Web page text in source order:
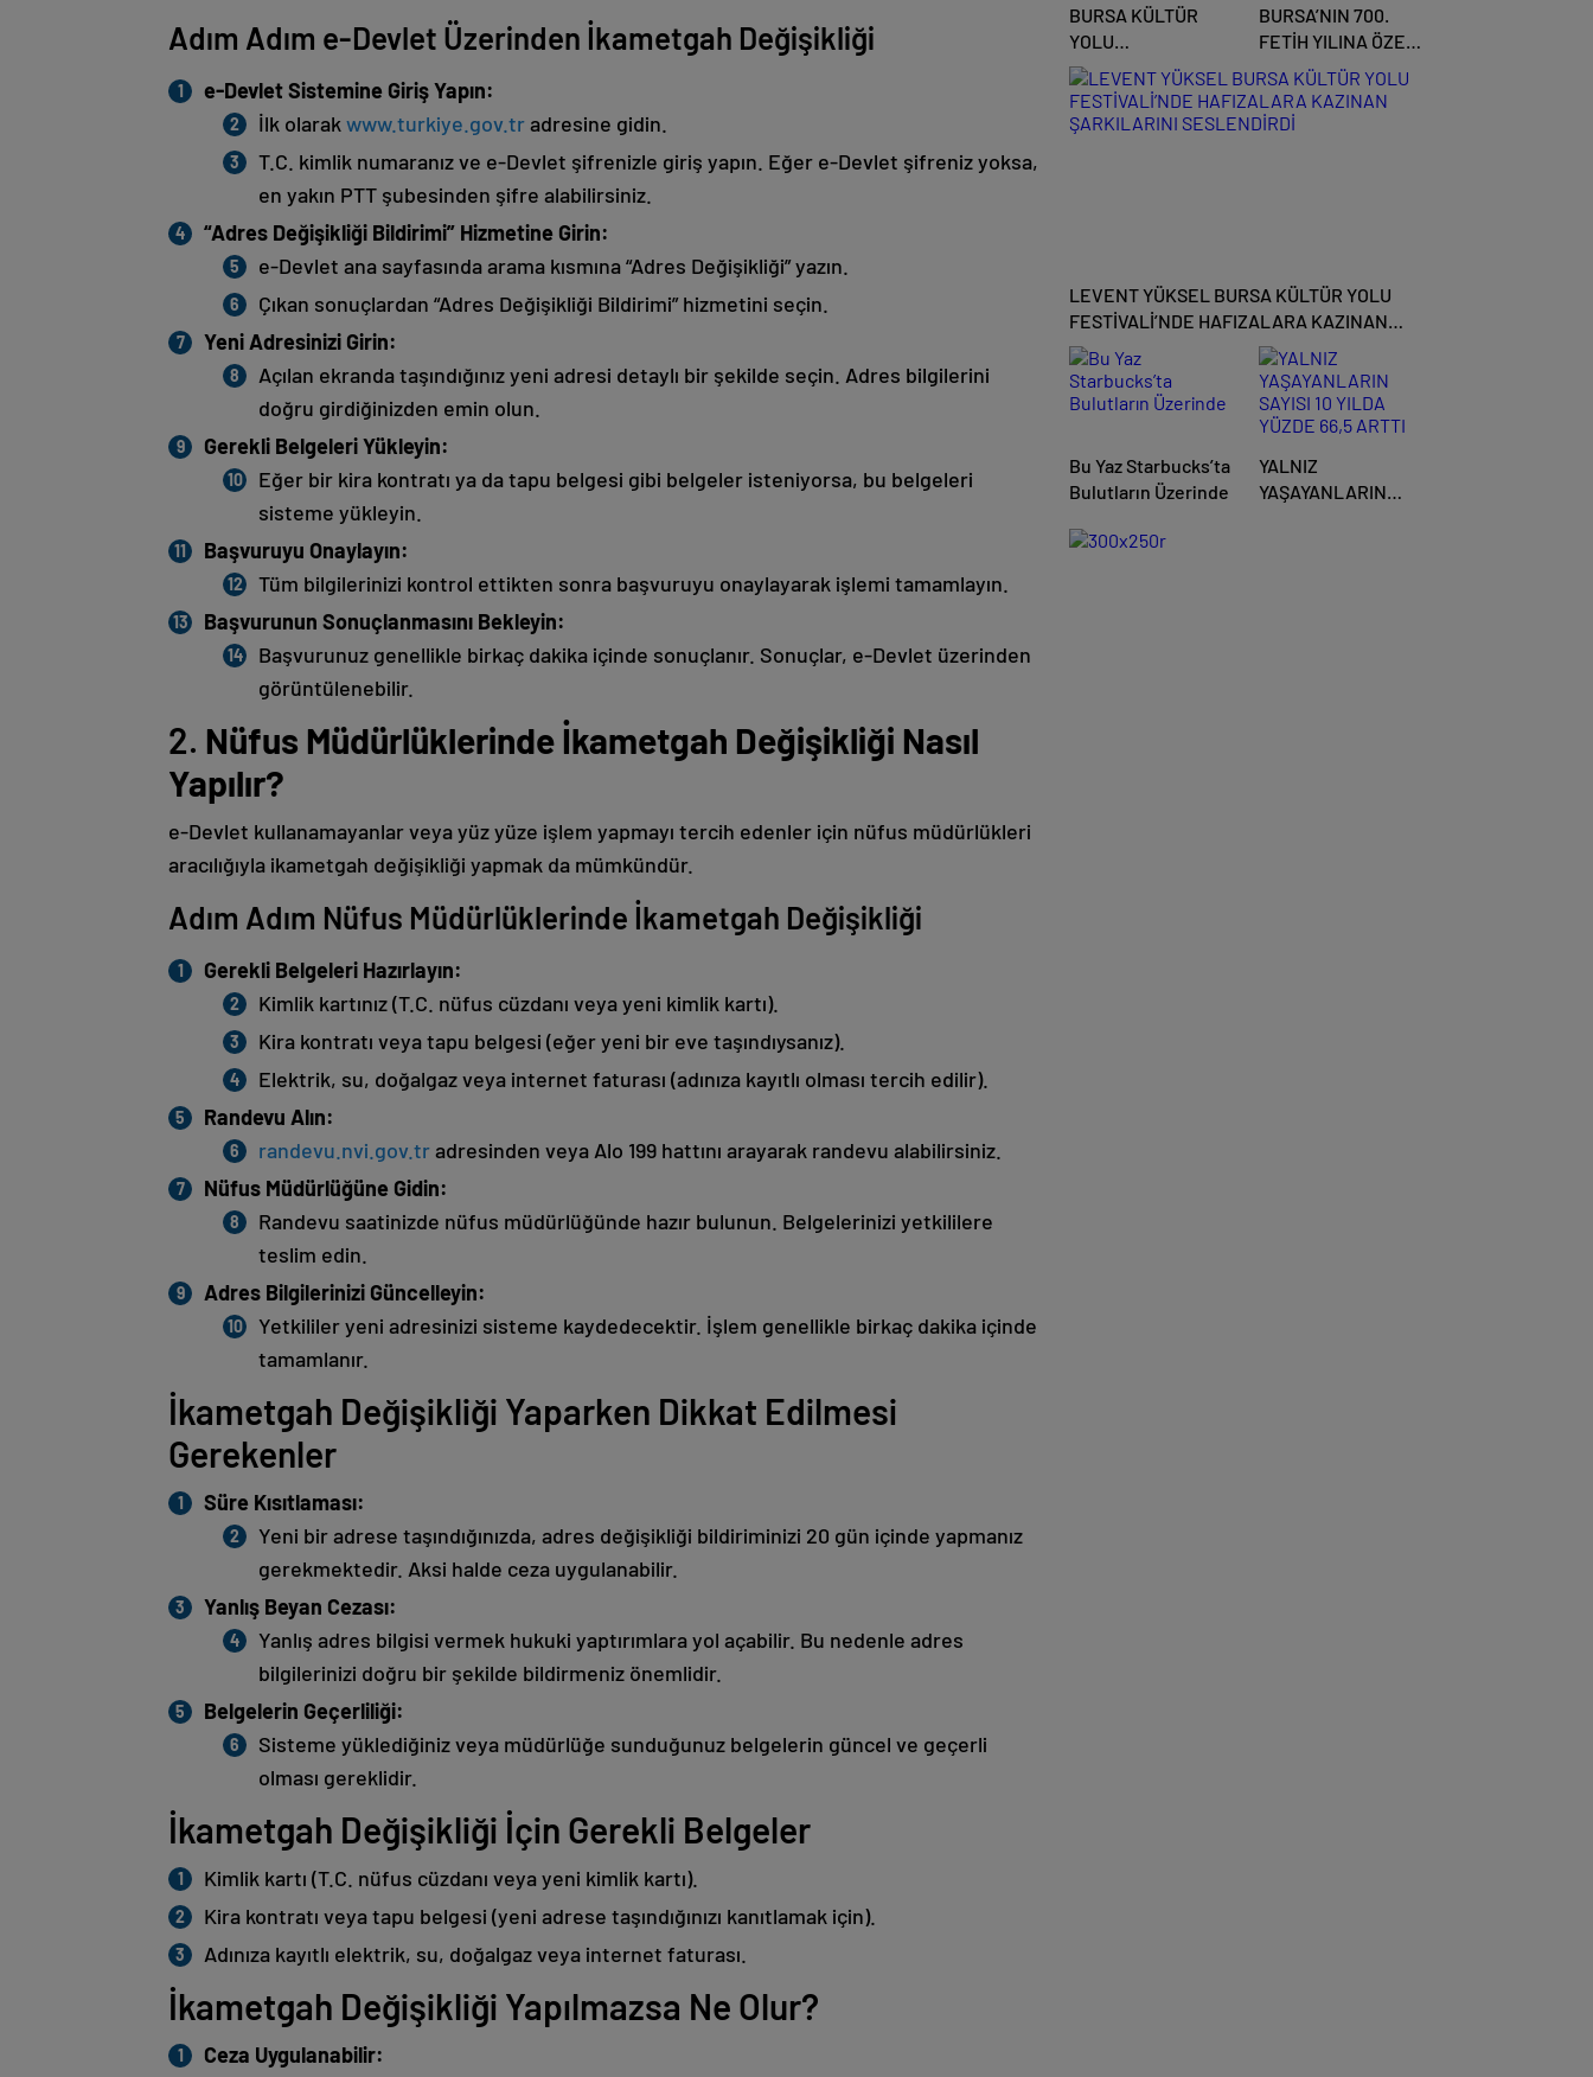
Adım Adım e-Devlet Üzerinden İkametgah Değişikliği
e-Devlet Sistemine Giriş Yapın:
İlk olarak www.turkiye.gov.tradresine gidin.
T.C. kimlik numaranız ve e-Devlet şifrenizle giriş yapın. Eğer e-Devlet şifreniz yoksa,
en yakın PTT şubesinden şifre alabilirsiniz.
“Adres Değişikliği Bildirimi” Hizmetine Girin:
e-Devlet ana sayfasında arama kısmına “Adres Değişikliği” yazın.
Çıkan sonuçlardan “Adres Değişikliği Bildirimi” hizmetini seçin.
Yeni Adresinizi Girin:
Açılan ekranda taşındığınız yeni adresi detaylı bir şekilde seçin. Adres bilgilerini
doğru girdiğinizden emin olun.
Gerekli Belgeleri Yükleyin:
Eğer bir kira kontratı ya da tapu belgesi gibi belgeler isteniyorsa, bu belgeleri
sisteme yükleyin.
Başvuruyu Onaylayın:
Tüm bilgilerinizi kontrol ettikten sonra başvuruyu onaylayarak işlemi tamamlayın.
Başvurunun Sonuçlanmasını Bekleyin:
Başvurunuz genellikle birkaç dakika içinde sonuçlanır. Sonuçlar, e-Devlet üzerinden
görüntülenebilir.
2. Nüfus Müdürlüklerinde İkametgah Değişikliği Nasıl
Yapılır?
e-Devlet kullanamayanlar veya yüz yüze işlem yapmayı tercih edenler için nüfus müdürlükleri
aracılığıyla ikametgah değişikliği yapmak da mümkündür.
Adım Adım Nüfus Müdürlüklerinde İkametgah Değişikliği
Gerekli Belgeleri Hazırlayın:
Kimlik kartınız (T.C. nüfus cüzdanı veya yeni kimlik kartı).
Kira kontratı veya tapu belgesi (eğer yeni bir eve taşındıysanız).
Elektrik, su, doğalgaz veya internet faturası (adınıza kayıtlı olması tercih edilir).
Randevu Alın:
randevu.nvi.gov.tradresinden veya Alo 199 hattını arayarak randevu alabilirsiniz.
Nüfus Müdürlüğüne Gidin:
Randevu saatinizde nüfus müdürlüğünde hazır bulunun. Belgelerinizi yetkililere
teslim edin.
Adres Bilgilerinizi Güncelleyin:
Yetkililer yeni adresinizi sisteme kaydedecektir. İşlem genellikle birkaç dakika içinde
tamamlanır.
İkametgah Değişikliği Yaparken Dikkat Edilmesi
Gerekenler
Süre Kısıtlaması:
Yeni bir adrese taşındığınızda, adres değişikliği bildiriminizi 20 gün içinde yapmanız
gerekmektedir. Aksi halde ceza uygulanabilir.
Yanlış Beyan Cezası:
Yanlış adres bilgisi vermek hukuki yaptırımlara yol açabilir. Bu nedenle adres
bilgilerinizi doğru bir şekilde bildirmeniz önemlidir.
Belgelerin Geçerliliği:
Sisteme yüklediğiniz veya müdürlüğe sunduğunuz belgelerin güncel ve geçerli
olması gereklidir.
İkametgah Değişikliği İçin Gerekli Belgeler
Kimlik kartı (T.C. nüfus cüzdanı veya yeni kimlik kartı).
Kira kontratı veya tapu belgesi (yeni adrese taşındığınızı kanıtlamak için).
Adınıza kayıtlı elektrik, su, doğalgaz veya internet faturası.
İkametgah Değişikliği Yapılmazsa Ne Olur?
Ceza Uygulanabilir:
BURSA KÜLTÜR
YOLU
FESTİVALİ’NDE
GÖKHAN TÜRKMEN
RÜZGARI ESTİ
BURSA’NIN 700.
FETİH YILINA ÖZEL
BESTELENEN
ESERLER İLK KEZ
FESTİVALDE
LEVENT YÜKSEL BURSA KÜLTÜR YOLU
FESTİVALİ’NDE HAFIZALARA KAZINAN
ŞARKILARINI SESLENDİRDİ
Bu Yaz Starbucks’ta
Bulutların Üzerinde
YALNIZ
YAŞAYANLARIN